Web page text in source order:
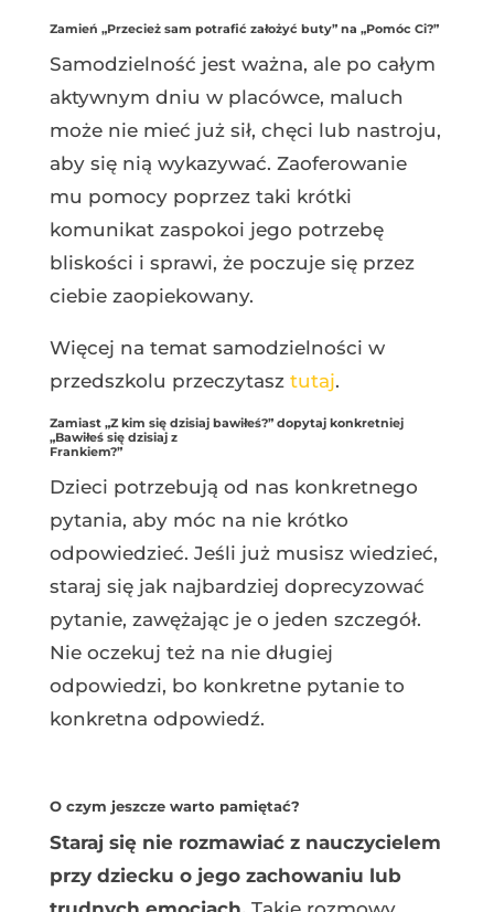
Zamień „Przecież sam potrafić założyć buty” na „Pomóc Ci?”
Samodzielność jest ważna, ale po całym
aktywnym dniu w placówce, maluch
może nie mieć już sił, chęci lub nastroju,
aby się nią wykazywać. Zaoferowanie
mu pomocy poprzez taki krótki
komunikat zaspokoi jego potrzebę
bliskości i sprawi, że poczuje się przez
ciebie zaopiekowany.
Więcej na temat samodzielności w
przedszkolu przeczytasz tutaj.
Zamiast „Z kim się dzisiaj bawiłeś?” dopytaj konkretniej
„Bawiłeś się dzisiaj z
Frankiem?”
Dzieci potrzebują od nas konkretnego
pytania, aby móc na nie krótko
odpowiedzieć. Jeśli już musisz wiedzieć,
staraj się jak najbardziej doprecyzować
pytanie, zawężając je o jeden szczegół.
Nie oczekuj też na nie długiej
odpowiedzi, bo konkretne pytanie to
konkretna odpowiedź.
O czym jeszcze warto pamiętać?
Staraj się nie rozmawiać z nauczycielem
przy dziecku o jego zachowaniu lub